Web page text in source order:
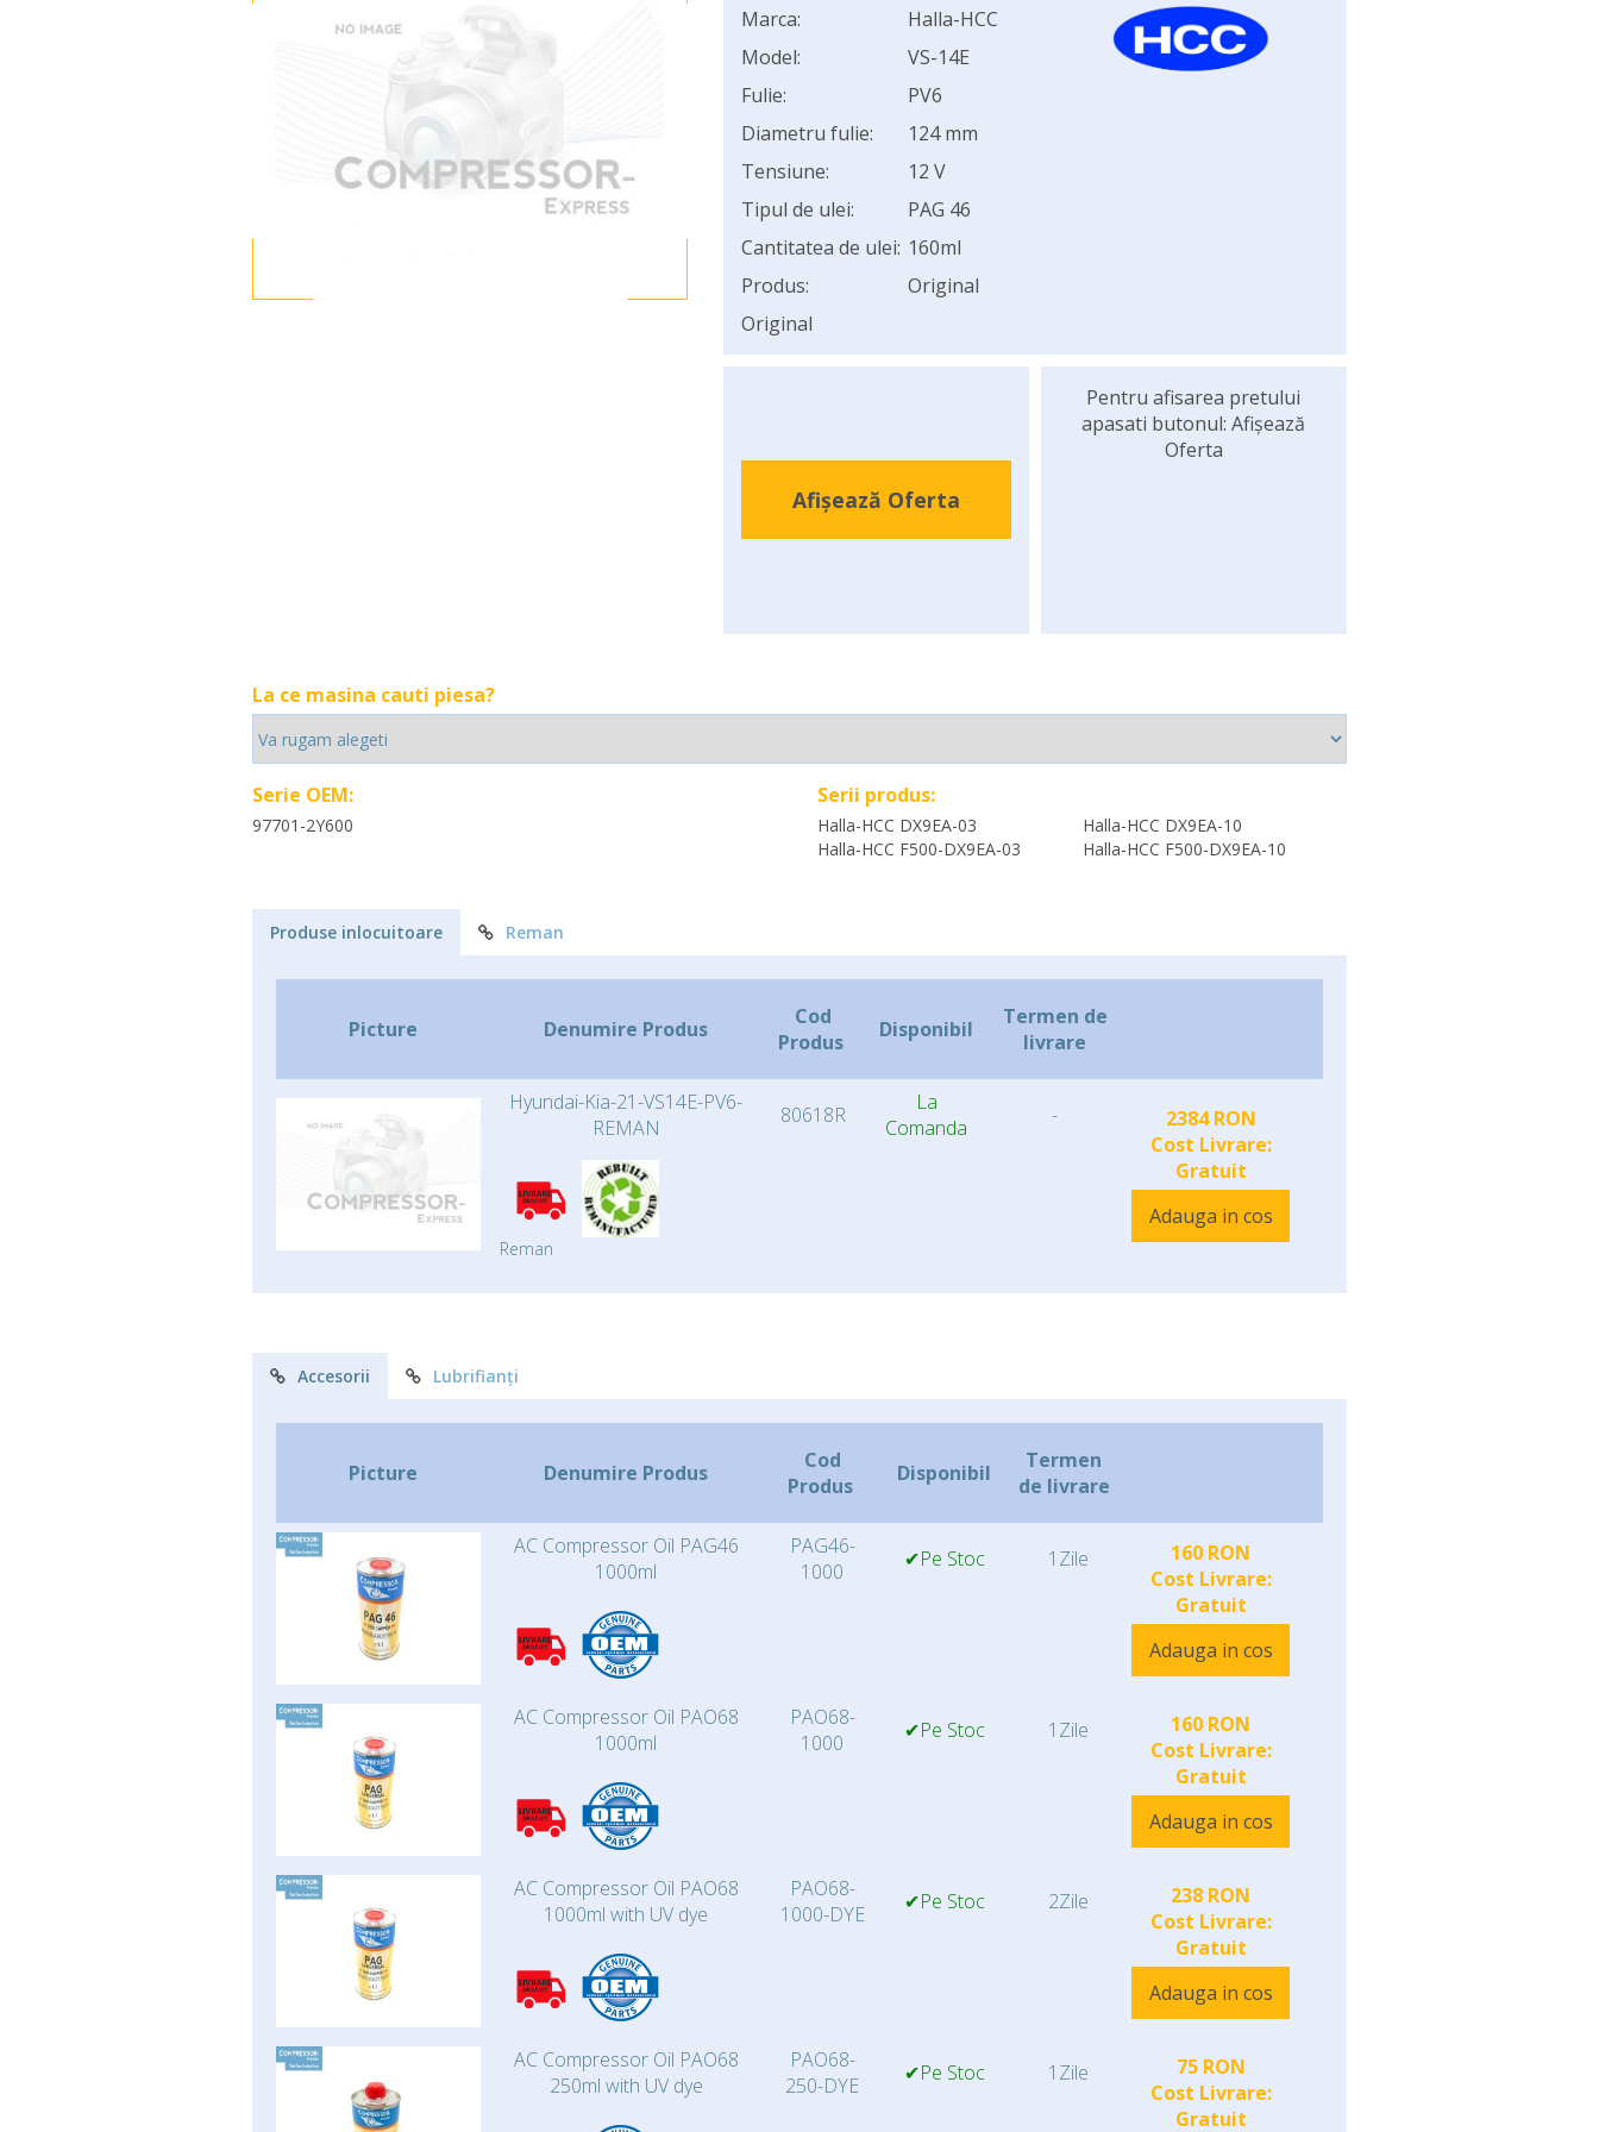
Marca:
Halla-HCC
Model:
VS-14E
Fulie:
PV6
Diametru fulie:
124 mm
Tensiune:
12 V
Tipul de ulei:
PAG 46
Cantitatea de ulei: 160ml
Produs:
Original
Original
Afișează Oferta
Pentru afisarea pretului
apasati butonul: Afișează
Oferta
La ce masina cauti piesa?
Serie OEM:
97701-2Y600
Serii produs:
Halla-HCC DX9EA-03
Halla-HCC DX9EA-10
Halla-HCC F500-DX9EA-03
Halla-HCC F500-DX9EA-10
Produse inlocuitoare Reman
Picture Denumire Produs
Cod
Produs
Disponibil
Termen de
livrare
Hyundai-Kia-21-VS14E-PV6-
REMAN
80618R
La
Comanda
-
2384 RON
Cost Livrare:
Gratuit
Adauga in cos
Reman
Accesorii Lubrifianți
Picture Denumire Produs
Cod
Produs
Disponibil
Termen
de livrare
AC Compressor Oil PAG46
1000ml
PAG46-
1000
✔Pe Stoc 1Zile
160 RON
Cost Livrare:
Gratuit
Adauga in cos
AC Compressor Oil PAO68
1000ml
PAO68-
1000
✔Pe Stoc 1Zile
160 RON
Cost Livrare:
Gratuit
Adauga in cos
AC Compressor Oil PAO68
1000ml with UV dye
PAO68-
1000-DYE
✔Pe Stoc 2Zile
238 RON
Cost Livrare:
Gratuit
Adauga in cos
AC Compressor Oil PAO68
250ml with UV dye
PAO68-
250-DYE
✔Pe Stoc 1Zile
75 RON
Cost Livrare:
Gratuit